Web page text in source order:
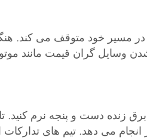
را در مسیر خود متوقف می
گران قیمت مانند
برق زنده دست و پنجه نرم
انجام می دهد. تیم های